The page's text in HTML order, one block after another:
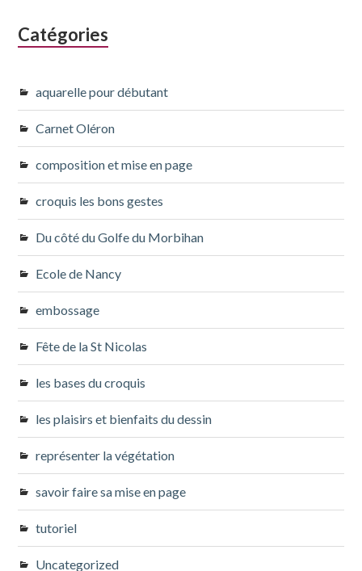
Catégories
aquarelle pour débutant
Carnet Oléron
composition et mise en page
croquis les bons gestes
Du côté du Golfe du Morbihan
Ecole de Nancy
embossage
Fête de la St Nicolas
les bases du croquis
les plaisirs et bienfaits du dessin
représenter la végétation
savoir faire sa mise en page
tutoriel
Uncategorized